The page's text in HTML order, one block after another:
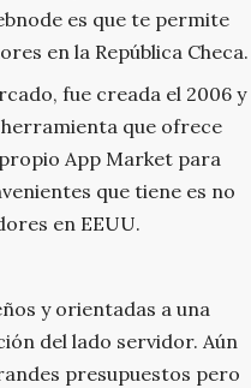
es que te permite
en la República Checa.
fue creada el 2006 y
que ofrece
App Market para
que tiene es no
en EEUU.
y orientadas a una
del lado servidor. Aún
presupuestos pero